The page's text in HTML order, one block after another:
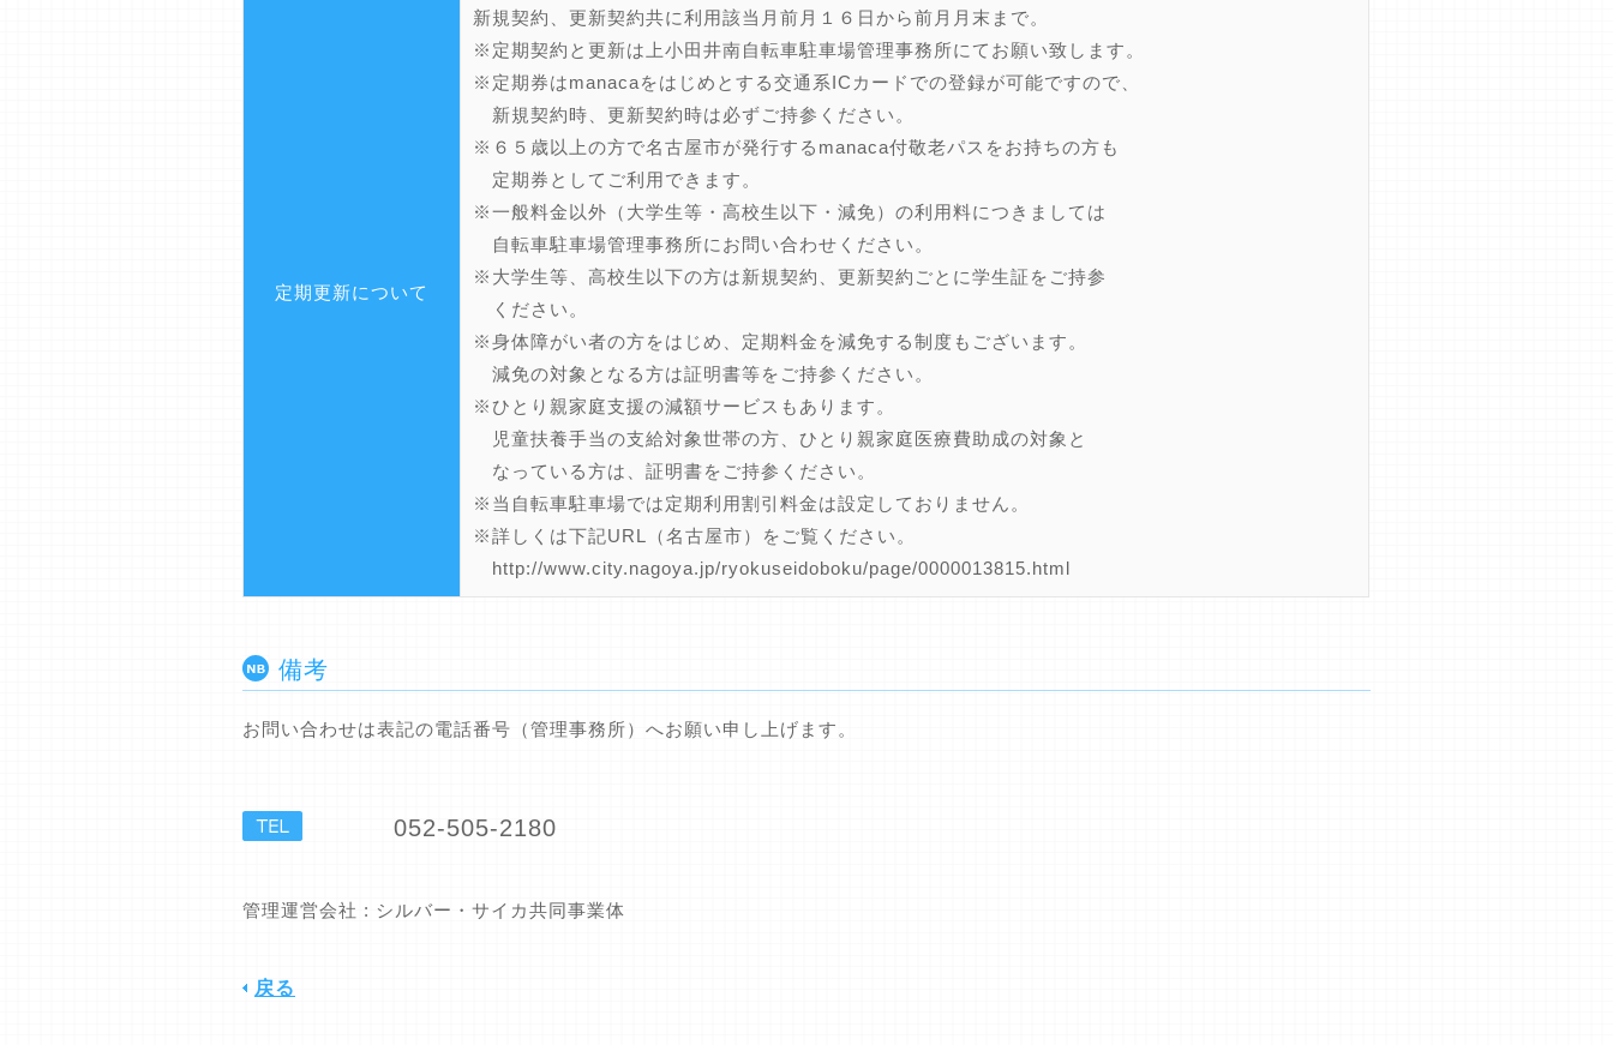
定期更新について
新規契約、更新契約共に利用該当月前月１６日から前月月末まで。
※定期契約と更新は上小田井南自転車駐車場管理事務所にてお願い致します。
※定期券はmanacaをはじめとする交通系ICカードでの登録が可能ですので、
新規契約時、更新契約時は必ずご持参ください。
※６５歳以上の方で名古屋市が発行するmanaca付敬老パスをお持ちの方も
定期券としてご利用できます。
※一般料金以外（大学生等・高校生以下・減免）の利用料につきましては
自転車駐車場管理事務所にお問い合わせください。
※大学生等、高校生以下の方は新規契約、更新契約ごとに学生証をご持参
ください。
※身体障がい者の方をはじめ、定期料金を減免する制度もございます。
減免の対象となる方は証明書等をご持参ください。
※ひとり親家庭支援の減額サービスもあります。
児童扶養手当の支給対象世帯の方、ひとり親家庭医療費助成の対象と
なっている方は、証明書をご持参ください。
※当自転車駐車場では定期利用割引料金は設定しておりません。
※詳しくは下記URL（名古屋市）をご覧ください。
http://www.city.nagoya.jp/ryokuseidoboku/page/0000013815.html
備考
お問い合わせは表記の電話番号（管理事務所）へお願い申し上げます。
052-505-2180
管理運営会社 : シルバー・サイカ共同事業体
戻る